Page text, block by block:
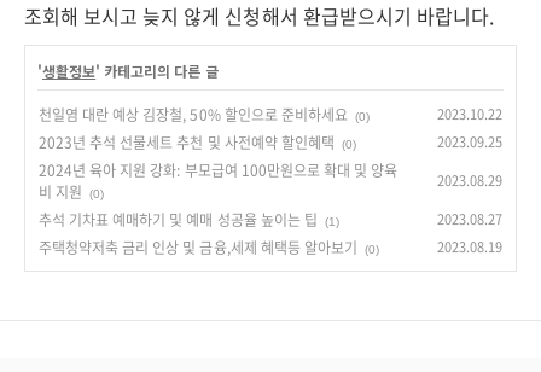
조회해 보시고 늦지 않게 신청해서 환급받으시기 바랍니다.
'생활정보' 카테고리의 다른 글
천일염 대란 예상 김장철, 50% 할인으로 준비하세요 (0) 2023.10.22
2023년 추석 선물세트 추천 및 사전예약 할인혜택 (0) 2023.09.25
2024년 육아 지원 강화: 부모급여 100만원으로 확대 및 양육
비 지원
(0)
2023.08.29
추석 기차표 예매하기 및 예매 성공율 높이는 팁 (1) 2023.08.27
주택청약저축 금리 인상 및 금융,세제 혜택등 알아보기 (0) 2023.08.19